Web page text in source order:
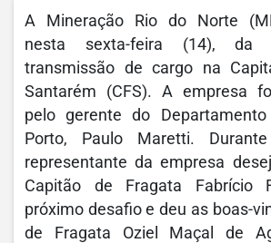
A Mineração Rio do Norte
nesta sexta-feira (14), da
transmissão de cargo na
Santarém (CFS). A empresa
pelo gerente do
Porto, Paulo Maretti.
representante da empresa
Capitão de Fragata Fabrício
próximo desafio e deu as boas-
de Fragata Oziel Maçal de